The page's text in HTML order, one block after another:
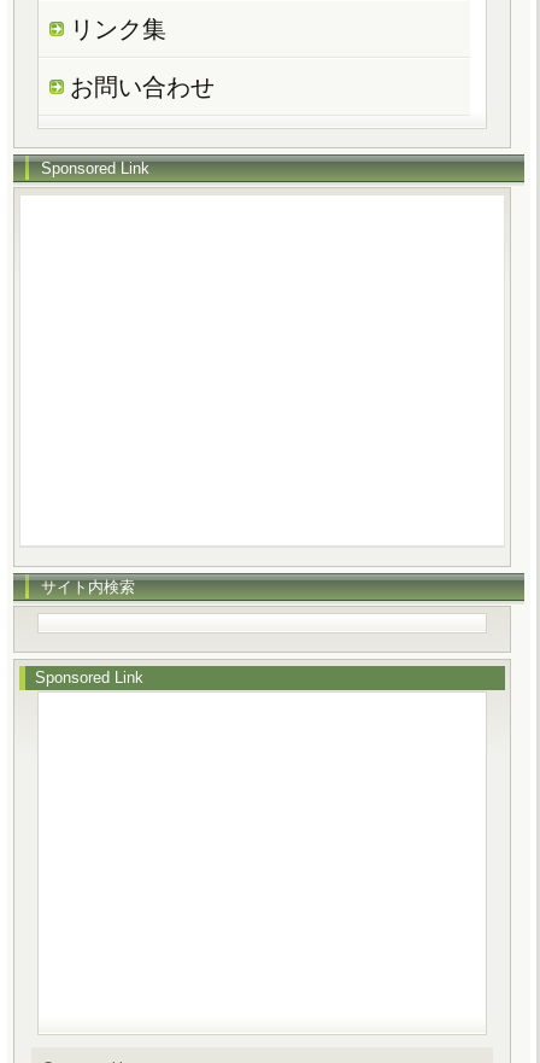
リンク集
お問い合わせ
Sponsored Link
サイト内検索
Sponsored Link